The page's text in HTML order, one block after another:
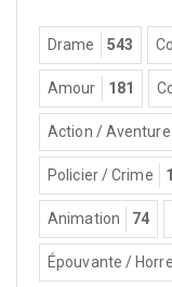
Drame 543
Amour 181
Action / Aventure
Policier / Crime
Animation 74
Épouvante /